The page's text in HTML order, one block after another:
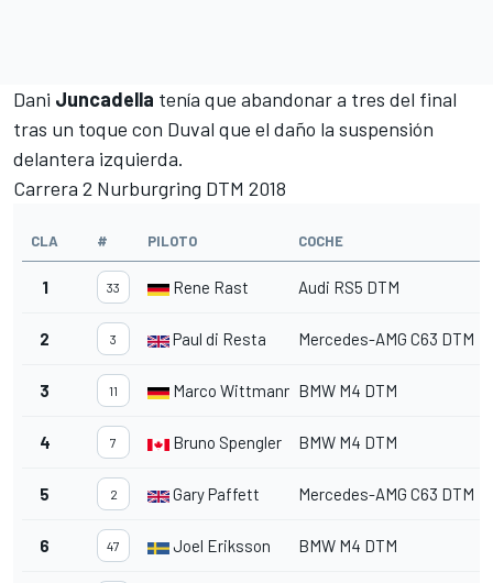
Dani Juncadella tenía que abandonar a tres del final
tras un toque con Duval que el daño la suspensión
delantera izquierda.
Carrera 2 Nurburgring​ DTM 2018
CLA # PILOTO COCHE
1 33 Rene Rast Audi RS5 DTM
2 3 Paul di Resta Mercedes-AMG C63 DTM
3 11 Marco Wittmann BMW M4 DTM
4 7 Bruno Spengler BMW M4 DTM
5 2 Gary Paffett Mercedes-AMG C63 DTM
6 47 Joel Eriksson BMW M4 DTM